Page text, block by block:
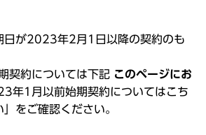
日が2023年2月1日以降の契約のも
契約については下記 このページにお
年1月以前始期契約についてはこち
をご確認ください。